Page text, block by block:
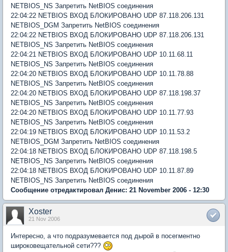
NETBIOS_NS Запретить NetBIOS соединения
22:04:22 NETBIOS ВХОД БЛОКИРОВАНО UDP 87.118.206.131
NETBIOS_DGM Запретить NetBIOS соединения
22:04:22 NETBIOS ВХОД БЛОКИРОВАНО UDP 87.118.206.131
NETBIOS_NS Запретить NetBIOS соединения
22:04:21 NETBIOS ВХОД БЛОКИРОВАНО UDP 10.11.68.11
NETBIOS_NS Запретить NetBIOS соединения
22:04:20 NETBIOS ВХОД БЛОКИРОВАНО UDP 10.11.78.88
NETBIOS_NS Запретить NetBIOS соединения
22:04:20 NETBIOS ВХОД БЛОКИРОВАНО UDP 87.118.198.37
NETBIOS_NS Запретить NetBIOS соединения
22:04:20 NETBIOS ВХОД БЛОКИРОВАНО UDP 10.11.77.93
NETBIOS_NS Запретить NetBIOS соединения
22:04:19 NETBIOS ВХОД БЛОКИРОВАНО UDP 10.11.53.2
NETBIOS_DGM Запретить NetBIOS соединения
22:04:18 NETBIOS ВХОД БЛОКИРОВАНО UDP 87.118.198.5
NETBIOS_NS Запретить NetBIOS соединения
22:04:18 NETBIOS ВХОД БЛОКИРОВАНО UDP 10.11.87.89
NETBIOS_NS Запретить NetBIOS соединения
Сообщение отредактировал Денис: 21 November 2006 - 12:30
Xoster
21 Nov 2006
Интересно, а что подразумевается под дырой в посегментно
широковещательной сети???